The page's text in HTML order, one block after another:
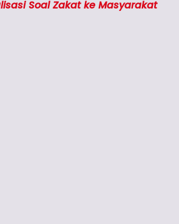
Soal Zakat ke Masyarakat